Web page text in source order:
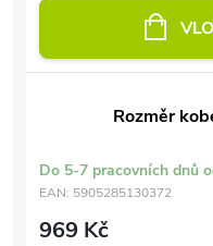
Rozměr
Do 5-7 pracovních dnů
EAN: 5905285130372
969 Kč